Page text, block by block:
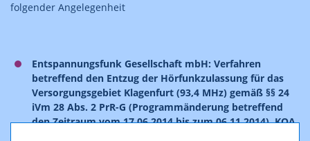
folgender Angelegenheit
Entspannungsfunk Gesellschaft mbH: Verfahren
betreffend den Entzug der Hörfunkzulassung für das
Versorgungsgebiet Klagenfurt (93,4 MHz) gemäß §§ 24
iVm 28 Abs. 2 PrR-G (Programmänderung betreffend
den Zeitraum vom 17.06.2014 bis zum 06.11.2014), KOA